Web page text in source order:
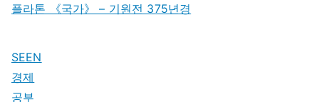
플라톤 《국가》 – 기원전 375년경
SEEN
경제
공부